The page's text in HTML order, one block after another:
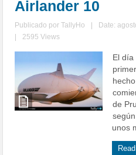
Airlander 10
Publicado porTallyHo Date:
2595 Views
El día
de
unos